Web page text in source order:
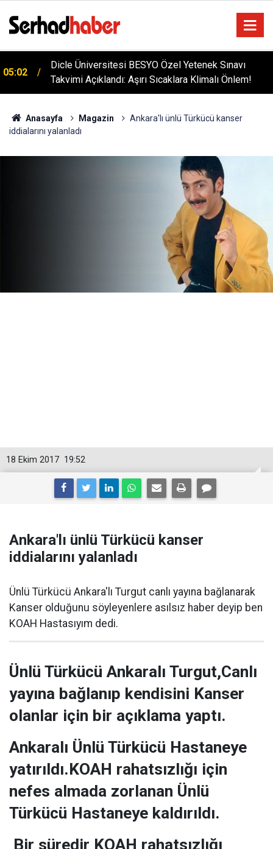
04:51
Diyarbakır'da İşçi Kıyımı: 45 Derece Sıcakta 763
Gündür Adalet Bekliyorlar
Anasayfa Magazin
Ankara'lı ünlü Türkücü kanser
iddialarını yalanladı
19:52
18 Ekim 2017
Ankara'lı ünlü Türkücü kanser
iddialarını yalanladı
Ünlü Türkücü Ankara'lı Turgut canlı yayına bağlanarak
Kanser olduğunu söyleyenlere asılsız haber deyip ben
KOAH Hastasıyım dedi.
Ünlü Türkücü Ankaralı Turgut,Canlı
yayına bağlanıp kendisini Kanser
olanlar için bir açıklama yaptı.
Ankaralı Ünlü Türkücü Hastaneye
yatırıldı.KOAH rahatsızlığı için
nefes almada zorlanan Ünlü
Türkücü Hastaneye kaldırıldı.
Bir süredir KOAH rahatsızlığı